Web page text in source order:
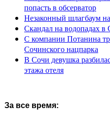
попасть в обсерватор
Незаконный шлагбаум
Скандал на водопадах
С компании Потанина
Сочинского нацпарка
В Сочи девушка
этажа отеля
За все время: